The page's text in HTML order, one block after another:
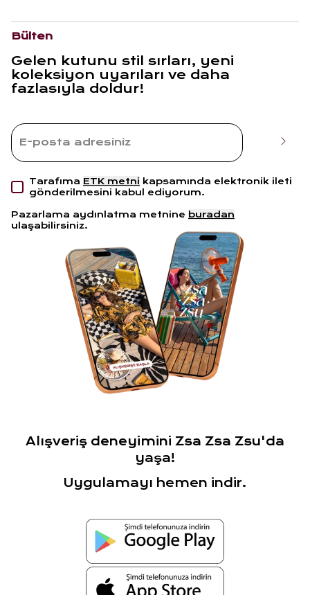
Bülten
Gelen kutunu stil sırları, yeni
koleksiyon uyarıları ve daha
fazlasıyla doldur!
Tarafıma ETK metni kapsamında elektronik ileti
gönderilmesini kabul ediyorum.
Pazarlama aydınlatma metnine buradan
ulaşabilirsiniz.
Alışveriş deneyimini Zsa Zsa Zsu'da
yaşa!
Uygulamayı hemen indir.